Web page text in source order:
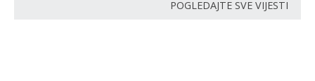
POGLEDAJTE SVE VIJESTI